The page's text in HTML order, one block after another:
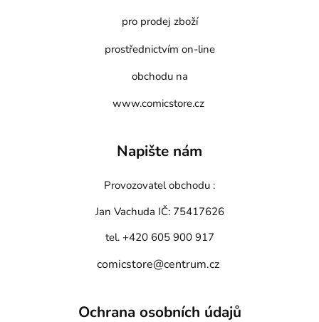
pro prodej zboží
prostřednictvím on-line
obchodu na
www.comicstore.cz
Napište nám
Provozovatel obchodu :
Jan Vachuda IČ: 75417626
tel. +420 605 900 917
comicstore@centrum.cz
Ochrana osobních údajů